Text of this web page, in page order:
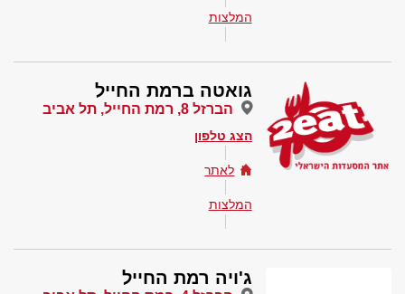
המלצות
גואטה ברמת החייל
הברזל 8, רמת החייל, תל אביב
הצג טלפון
לאתר
המלצות
ג'ויה רמת החייל